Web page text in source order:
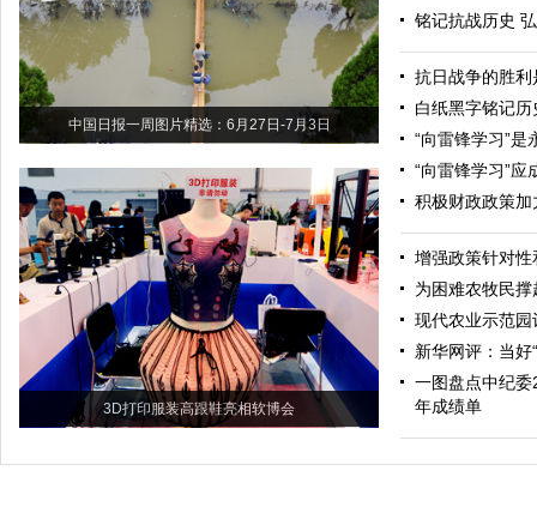
中国日报一周图片精选：6月27日-7月3日
3D打印服装高跟鞋亮相软博会
铭记抗战历史
抗日战争的胜
白纸黑字铭记历
“向雷锋学习”是
“向雷锋学习”应
积极财政政策加
增强政策针对性
为困难农牧民撑
现代农业示范
新华网评：当好
一图盘点中纪
年成绩单